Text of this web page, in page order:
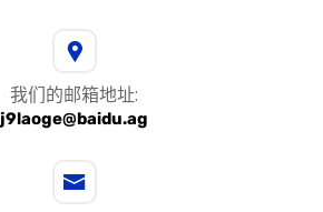
我们的邮箱地址:
j9laoge@baidu.ag